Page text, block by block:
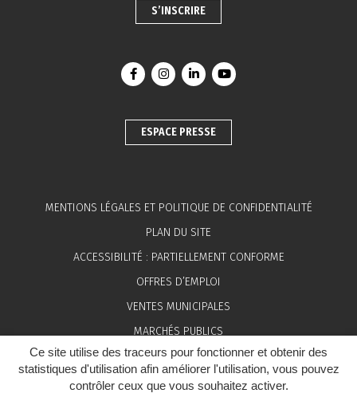
Ce site utilise des traceurs pour fonctionner et obtenir des
statistiques d'utilisation afin améliorer l'utilisation, vous pouvez
contrôler ceux que vous souhaitez activer.
S’INSCRIRE
Lien vers le compte Facebook
Lien vers le compte Instagram
Lien vers le compte Linkedin
Lien vers la chaîne
ESPACE PRESSE
MENTIONS LÉGALES ET POLITIQUE DE CONFIDENTIALITÉ
PLAN DU SITE
ACCESSIBILITÉ : PARTIELLEMENT CONFORME
OFFRES D’EMPLOI
VENTES MUNICIPALES
MARCHÉS PUBLICS
ESPACE PRESSE